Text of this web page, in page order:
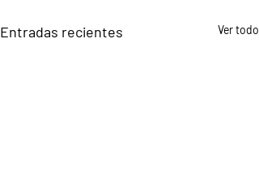
Entradas recientes Ver todo